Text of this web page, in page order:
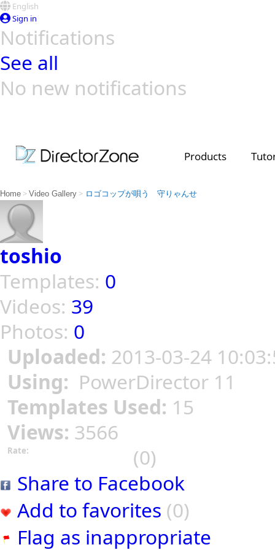
English
Sign in
Notifications
See all
No new notifications
Products
Home > Video Gallery > ロゴコップが唄う 守りゃんせ
toshio
Templates: 0
Videos: 39
Photos: 0
Uploaded: 2013-03-24
Using: PowerDirector 11
Templates Used: 15
Views: 3566
Rate:
(0)
Share to Facebook
Add to favorites (0)
Flag as inappropriate